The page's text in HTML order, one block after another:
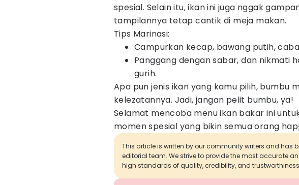
spesial. Selain itu, ikan ini juga nggak
tampilannya tetap cantik di meja makan.
Tips Marinasi:
Campurkan kecap, bawang putih,
Panggang dengan sabar, dan nikmati
gurih.
Apa pun jenis ikan yang kamu pilih, bumbu
kelezatannya. Jadi, jangan pelit bumbu, ya!
Selamat mencoba menu ikan bakar ini
momen spesial yang bikin semua orang
This article is written by our community writers and has
editorial team. We strive to provide the most accurate
high standards of quality, credibility, and